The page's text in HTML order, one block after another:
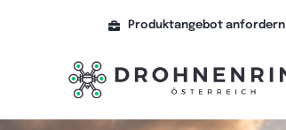
Produktangebot anfordern